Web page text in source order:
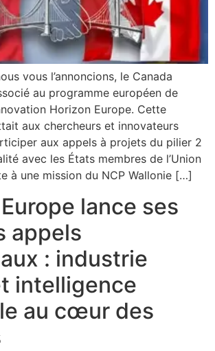
vous l’annoncions, le Canada
au programme européen de
Horizon Europe. Cette
aux chercheurs et innovateurs
aux appels à projets du pilier 2
avec les États membres de l’Union
à une mission du NCP Wallonie […]
lance ses
appels
: industrie
intelligence
au cœur des